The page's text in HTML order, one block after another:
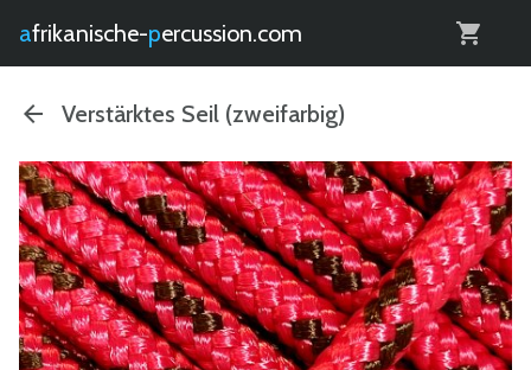
afrikanische- percussion.com
Verstärktes Seil (zweifarbig)